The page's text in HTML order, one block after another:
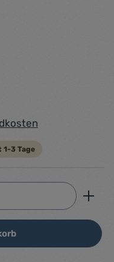
1-3 Tage
Wert ein